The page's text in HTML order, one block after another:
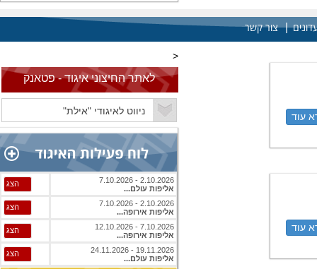
| צור קשר
עוד
עוד
<
לאתר החיצוני איגוד - פטאנק
2.10.2026 - 7.10.2026
אליפות עולם...
הצג
2.10.2026 - 7.10.2026
אליפות אירופה...
הצג
7.10.2026 - 12.10.2026
אליפות אירופה...
הצג
19.11.2026 - 24.11.2026
אליפות עולם...
הצג